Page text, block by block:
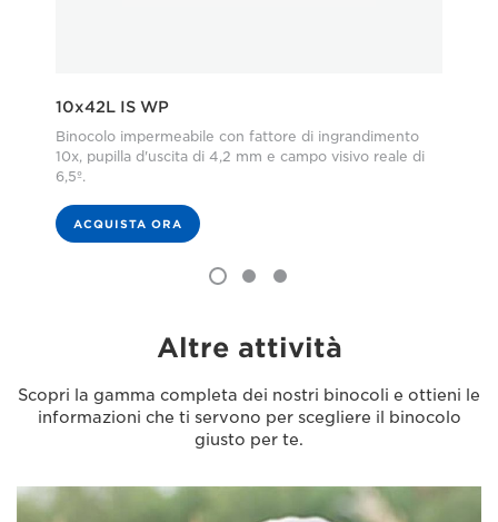
10x42L IS WP
Binocolo impermeabile con fattore di ingrandimento
10x, pupilla d'uscita di 4,2 mm e campo visivo reale di
6,5º.
ACQUISTA ORA
Altre attività
Scopri la gamma completa dei nostri binocoli e ottieni le
informazioni che ti servono per scegliere il binocolo
giusto per te.